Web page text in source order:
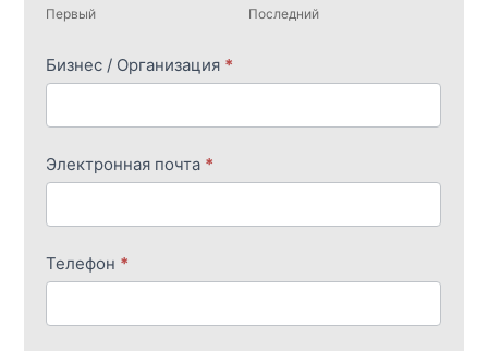
Первый Последний
Бизнес / Организация *
Электронная почта *
Телефон *